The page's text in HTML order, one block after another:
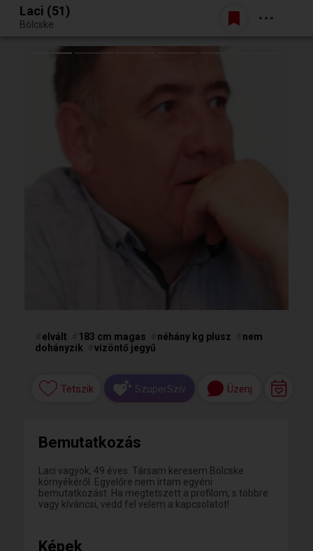
Egy jó randiból bármi lehet.
Belépés
Laci (51)
Bölcske
elvált 183 cm magas néhány kg plusz
nem
dohányzik
vízöntő jegyű
Tetszik SzuperSzív Üzenj
Bemutatkozás
Laci vagyok, 49 éves. Társam keresem Bölcske
környékéről. Egyelőre nem írtam egyéni
bemutatkozást. Ha megtetszett a profilom, s többre
vagy kíváncsi, vedd fel velem a kapcsolatot!
Képek